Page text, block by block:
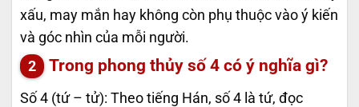
xấu, may mắn hay không còn phụ thuộc vào ý kiến
và góc nhìn của mỗi người.
Trong phong thủy số 4 có ý nghĩa gì?
Số 4 (tứ – tử): Theo tiếng Hán, số 4 là tứ, đọc